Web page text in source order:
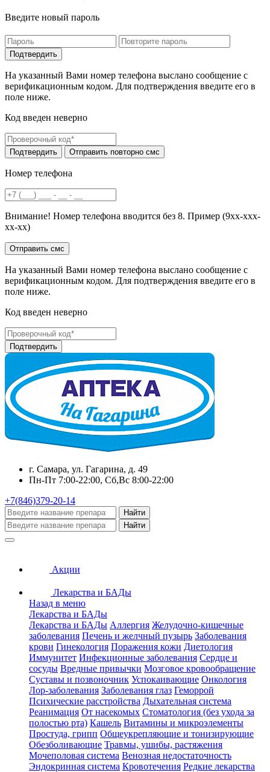
Введите новый пароль
На указанный Вами номер телефона выслано сообщение с
верификационным кодом. Для подтверждения введите его в
поле ниже.
Код введен неверно
Номер телефона
Внимание! Номер телефона вводится без 8. Пример (9хх-ххх-
хх-хх)
На указанный Вами номер телефона выслано сообщение с
верификационным кодом. Для подтверждения введите его в
поле ниже.
Код введен неверно
г. Самара, ул. Гагарина, д. 49
Пн-Пт 7:00-22:00, Сб,Вс 8:00-22:00
+7(846)379-20-14
Найти
Найти
Акции
Лекарства и БАДы
Назад в меню
Лекарства и БАДы
Лекарства и БАДы Аллергия Желудочно-кишечные
заболевания Печень и желчный пузырь Заболевания
крови Гинекология Поражения кожи Диетология
Иммунитет Инфекционные заболевания Сердце и
сосуды Вредные привычки Мозговое кровообращение
Суставы и позвоночник Успокаивающие Онкология
Лор-заболевания Заболевания глаз Геморрой
Психические расстройства Дыхательная система
Реанимация От насекомых Стоматология (без ухода за
полостью рта) Кашель Витамины и микроэлементы
Простуда, грипп Общеукрепляющие и тонизирующие
Обезболивающие Травмы, ушибы, растяжения
Мочеполовая система Венозная недостаточность
Эндокринная система Кровотечения Редкие лекарства